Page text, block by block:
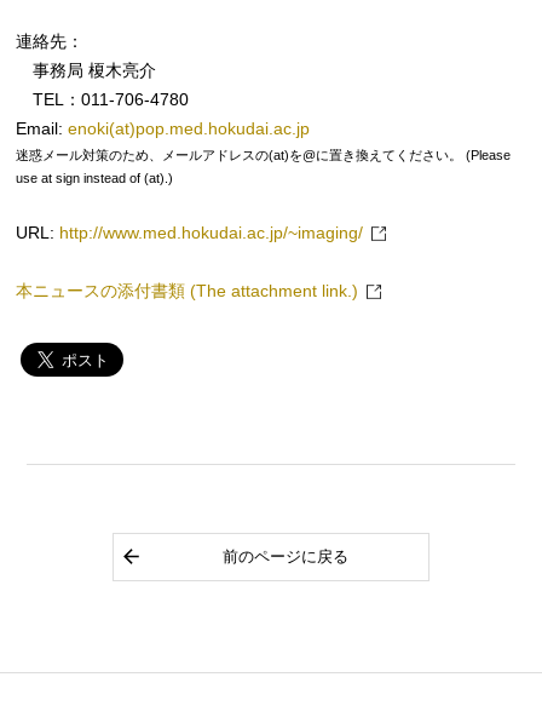
連絡先：
事務局 榎木亮介
TEL：011-706-4780
Email:enoki(at)pop.med.hokudai.ac.jp
迷惑メール対策のため、メールアドレスの(at)を@に置き換えてください。 (Please
use at sign instead of (at).)
URL: http://www.med.hokudai.ac.jp/~imaging/
本ニュースの添付書類 (The attachment link.)
前のページに戻る